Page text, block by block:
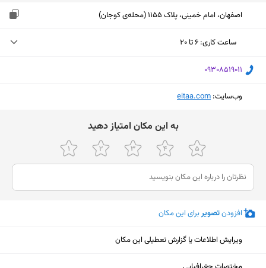
اصفهان، امام خمینی، پلاک 1155 (محله‌ی کوجان)
ساعت کاری: ۶ تا ۲۰
پنجشنبه (امروز)
دوشنبه
۶ تا ۲۰
سه‌شنبه
۶ تا ۲۰
چهارشنبه
‎09308519011
وب‌سایت: ‎eitaa.com
ﺑﻪ اﯾﻦ ﻣﮑﺎن اﻣﺘﯿﺎز دﻫﯿﺪ
افزودنتصویربرای این مکان
ویرایش اطلاعات یا گزارش تعطیلی این مکان